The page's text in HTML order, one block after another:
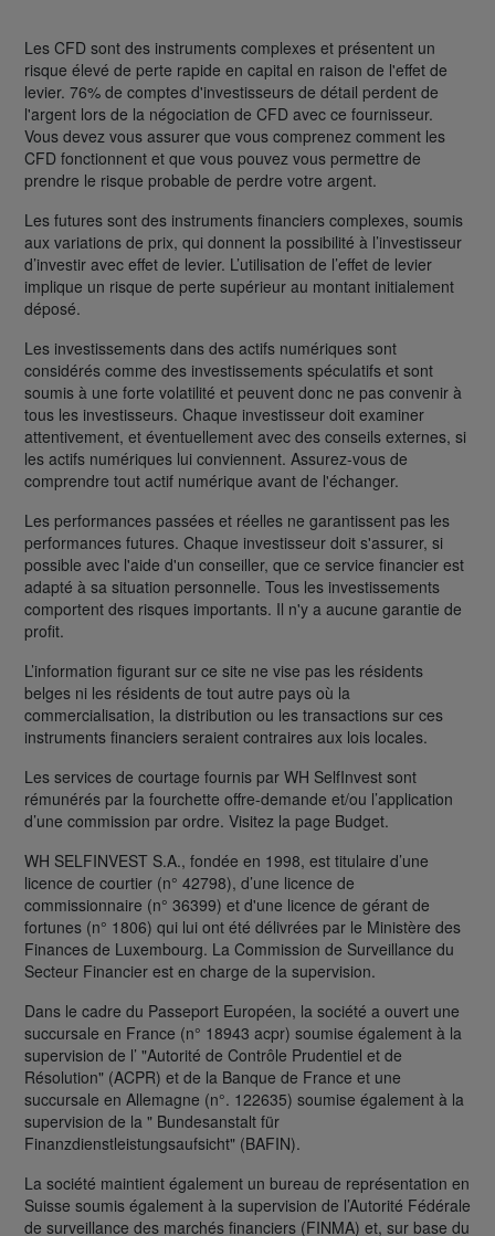
Les CFD sont des instruments complexes et présentent un
risque élevé de perte rapide en capital en raison de l'effet de
levier. 76% de comptes d'investisseurs de détail perdent de
l'argent lors de la négociation de CFD avec ce fournisseur.
Vous devez vous assurer que vous comprenez comment les
CFD fonctionnent et que vous pouvez vous permettre de
prendre le risque probable de perdre votre argent.
Les futures sont des instruments financiers complexes, soumis
aux variations de prix, qui donnent la possibilité à l’investisseur
d’investir avec effet de levier. L’utilisation de l’effet de levier
implique un risque de perte supérieur au montant initialement
déposé.
Les investissements dans des actifs numériques sont
considérés comme des investissements spéculatifs et sont
soumis à une forte volatilité et peuvent donc ne pas convenir à
tous les investisseurs. Chaque investisseur doit examiner
attentivement, et éventuellement avec des conseils externes, si
les actifs numériques lui conviennent. Assurez-vous de
comprendre tout actif numérique avant de l'échanger.
Les performances passées et réelles ne garantissent pas les
performances futures. Chaque investisseur doit s'assurer, si
possible avec l'aide d'un conseiller, que ce service financier est
adapté à sa situation personnelle. Tous les investissements
comportent des risques importants. Il n'y a aucune garantie de
profit.
L’information figurant sur ce site ne vise pas les résidents
belges ni les résidents de tout autre pays où la
commercialisation, la distribution ou les transactions sur ces
instruments financiers seraient contraires aux lois locales.
Les services de courtage fournis par WH SelfInvest sont
rémunérés par la fourchette offre-demande et/ou l’application
d’une commission par ordre. Visitez la page Budget.
WH SELFINVEST S.A., fondée en 1998, est titulaire d’une
licence de courtier (n° 42798), d’une licence de
commissionnaire (n° 36399) et d'une licence de gérant de
fortunes (n° 1806) qui lui ont été délivrées par le Ministère des
Finances de Luxembourg. La Commission de Surveillance du
Secteur Financier est en charge de la supervision.
Dans le cadre du Passeport Européen, la société a ouvert une
succursale en France (n° 18943 acpr) soumise également à la
supervision de l’ "Autorité de Contrôle Prudentiel et de
Résolution" (ACPR) et de la Banque de France et une
succursale en Allemagne (n°. 122635) soumise également à la
supervision de la " Bundesanstalt für
Finanzdienstleistungsaufsicht" (BAFIN).
La société maintient également un bureau de représentation en
Suisse soumis également à la supervision de l’Autorité Fédérale
de surveillance des marchés financiers (FINMA) et, sur base du